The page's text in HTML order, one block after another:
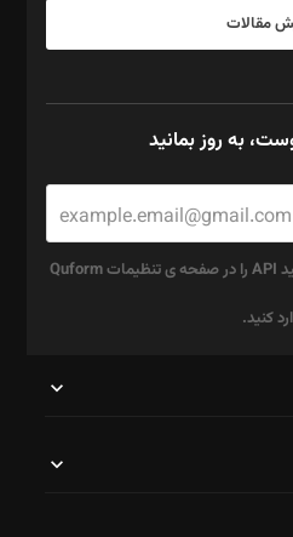
مقالات
به روز بمانید
برای استفاده از ریکپچا بایستی کلید API را در صفحه ی تنظیمات Quform
کنید.